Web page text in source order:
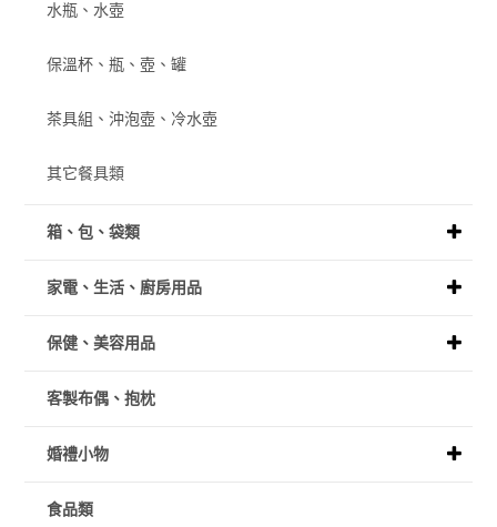
水瓶、水壺
保溫杯、瓶、壺、罐
茶具組、沖泡壺、冷水壺
其它餐具類
箱、包、袋類
家電、生活、廚房用品
保健、美容用品
客製布偶、抱枕
婚禮小物
食品類